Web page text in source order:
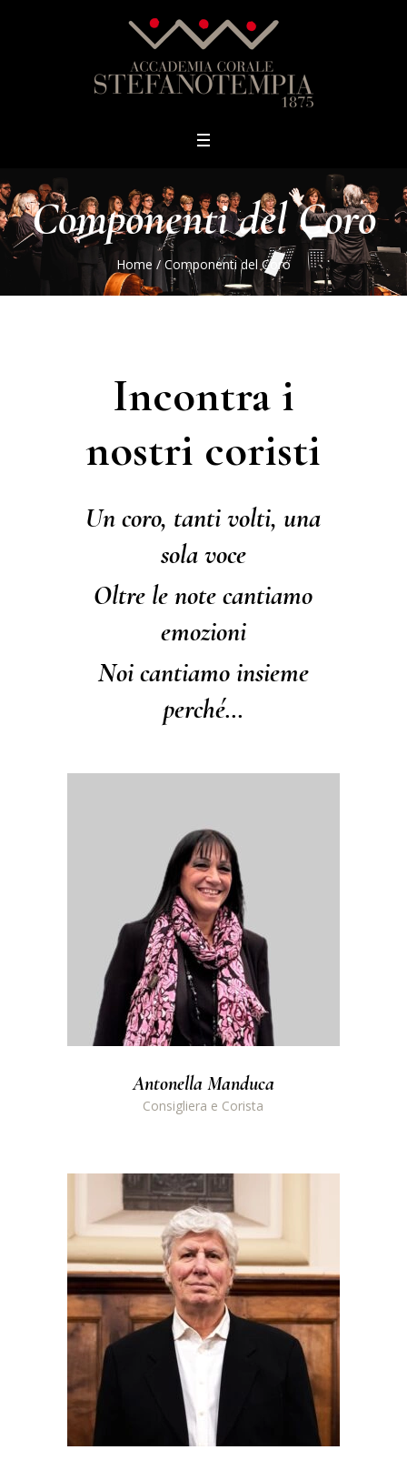
Componenti del Coro
Home /Componenti del Coro
Incontra i
nostri coristi
Un coro, tanti volti, una
sola voce
Oltre le note cantiamo
emozioni
Noi cantiamo insieme
perché…
Antonella Manduca
Consigliera e Corista